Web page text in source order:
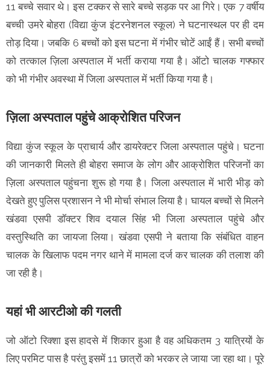
11 बच्चे सवार थे। इस टक्कर से सारे बच्चे सड़क पर आ गिरे। एक 7 वर्षीय
बच्ची उमरे बोहरा (विद्या कुंज इंटरनेशनल स्कूल) ने घटनास्थल पर ही दम
तोड़ दिया। जबकि 6 बच्चों को इस घटना में गंभीर चोटें आईं हैं। सभी बच्चों
को तत्काल ज़िला अस्पताल में भर्ती कराया गया है। ऑटो चालक गफ्फार
को भी गंभीर अवस्था में जिला अस्पताल में भर्ती किया गया है।
ज़िला अस्पताल पहुंचे आक्रोशित परिजन
विद्या कुंज स्कूल के प्राचार्य और डायरेक्टर जिला अस्पताल पहुंचे। घटना
की जानकारी मिलते ही बोहरा समाज के लोग और आक्रोशित परिजनों का
ज़िला अस्पताल पहुंचना शुरू हो गया है। जिला अस्पताल में भारी भीड़ को
देखते हुए पुलिस प्रशासन ने भी मोर्चा संभाल लिया है। घायल बच्चों से मिलने
खंडवा एसपी डॉक्टर शिव दयाल सिंह भी जिला अस्पताल पहुंचे और
वस्तुस्थिति का जायजा लिया। खंडवा एसपी ने बताया कि संबंधित वाहन
चालक के खिलाफ पदम नगर थाने में मामला दर्ज कर चालक की तलाश की
जा रही है।
यहां भी आरटीओ की गलती
जो ऑटो रिक्शा इस हादसे में शिकार हुआ है वह अधिकतम 3 यात्रियों के
लिए परमिट पास है परंतु इसमें 11 छात्रों को भरकर ले जाया जा रहा था। पूरे